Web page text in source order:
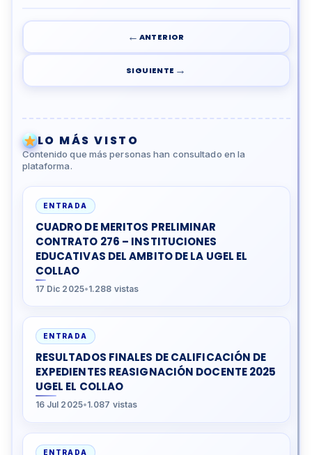
← ANTERIOR
SIGUIENTE →
LO MÁS VISTO
Contenido que más personas han consultado en la
plataforma.
ENTRADA
CUADRO DE MERITOS PRELIMINAR
CONTRATO 276 – INSTITUCIONES
EDUCATIVAS DEL AMBITO DE LA UGEL EL
COLLAO
17 Dic 2025•1.288 vistas
ENTRADA
RESULTADOS FINALES DE CALIFICACIÓN DE
EXPEDIENTES REASIGNACIÓN DOCENTE 2025
UGEL EL COLLAO
16 Jul 2025•1.087 vistas
ENTRADA